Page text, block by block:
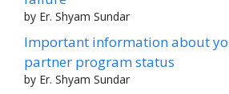
by Er. Shyam Sundar
Important information about
partner program status
by Er. Shyam Sundar